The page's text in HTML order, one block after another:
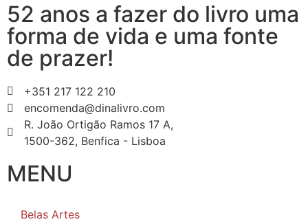
52 anos a fazer do livro uma
forma de vida e uma fonte
de prazer!
+351 217 122 210
encomenda@dinalivro.com
R. João Ortigão Ramos 17 A,
1500-362, Benfica - Lisboa
MENU
Belas Artes